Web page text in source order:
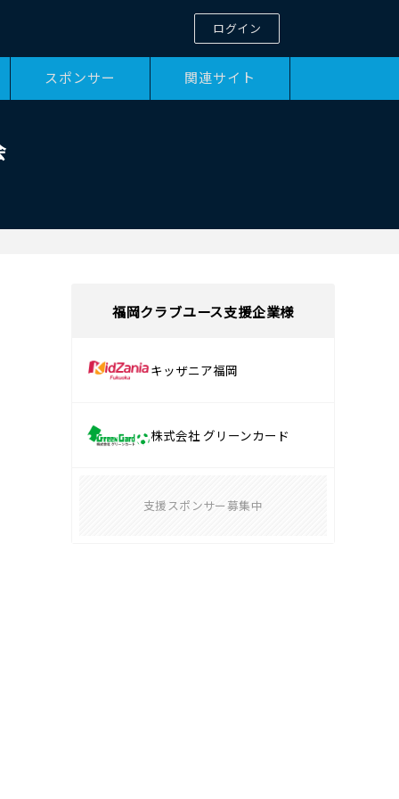
ログイン
スポンサー 関連サイト
福岡クラブユース支援企業様
キッザニア福岡
株式会社 グリーンカード
支援スポンサー募集中